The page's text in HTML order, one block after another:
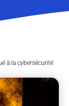
à la cybersécurité